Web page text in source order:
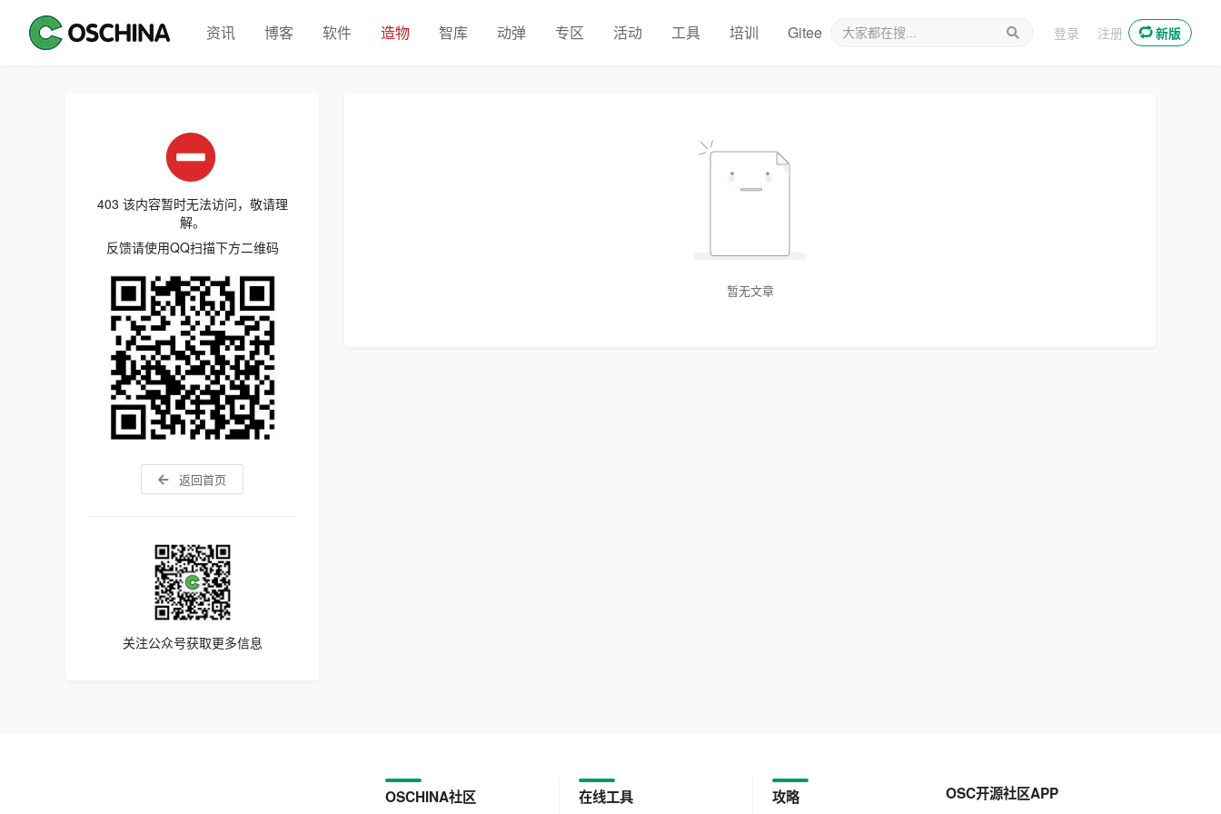
资讯 博客 软件 造物 智库 动弹 专区 活动 工具 培训 Gitee 新媒体 登录 注册 新版
403 该内容暂时无法访问，敬请理
解。
反馈请使用QQ扫描下方二维码
返回首页
关注公众号获取更多信息
暂无文章
OSCHINA社区 在线工具 攻略 OSC开源社区APP